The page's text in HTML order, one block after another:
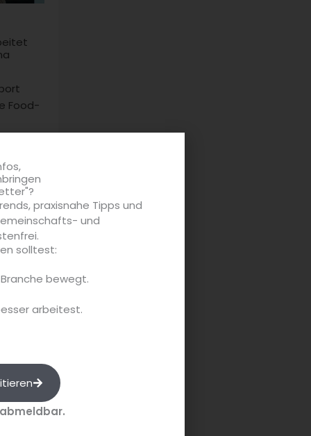
Food-
Kneipe
praxisnahe Tipps und
und
solltest:
bewegt.
arbeitest.